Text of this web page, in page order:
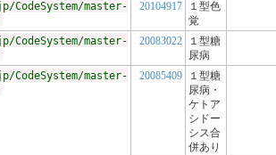
master-
20104917
１型色
覚
master-
20083022
１型糖
尿病
master-
20085409
１型糖
尿病・
ケトア
シドー
シス合
併あり